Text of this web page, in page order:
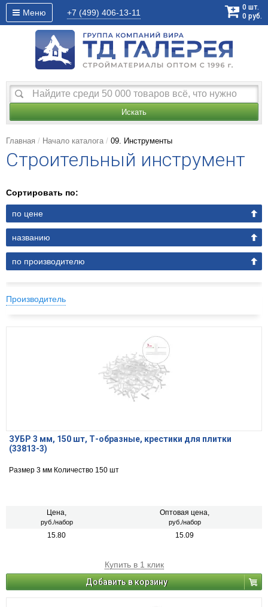
Меню +7 (499) 406-13-11
0 шт.
0 руб.
Искать
Главная Начало каталога 09. Инструменты
Строительный инструмент
Сортировать по:
по цене
названию
по производителю
Производитель
ЗУБР 3 мм, 150 шт, Т-образные, крестики для плитки
(33813-3)
Размер 3 мм Количество 150 шт
Цена,
руб./набор
Оптовая цена,
руб./набор
15.80 15.09
Купить в 1 клик
Добавить в корзину